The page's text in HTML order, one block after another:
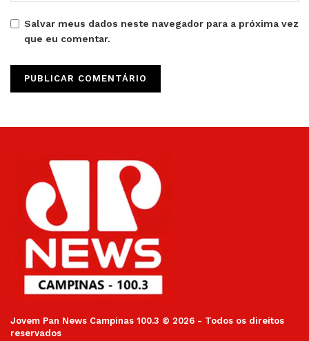
Salvar meus dados neste navegador para a próxima vez
que eu comentar.
Jovem Pan News Campinas 100.3 © 2026 - Todos os direitos
reservados